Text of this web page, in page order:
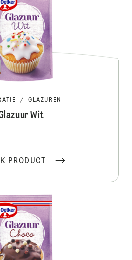
/ GLAZUREN
Wit
PRODUCT